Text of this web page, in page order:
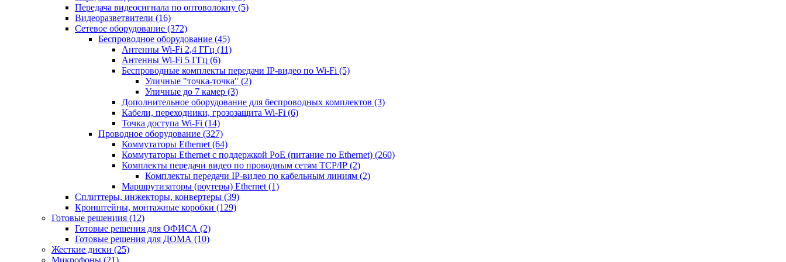
Передача видеосигнала по оптоволокну (5)
Видеоразветвители (16)
Сетевое оборудование (372)
Беспроводное оборудование (45)
Антенны Wi-Fi 2,4 ГГц (11)
Антенны Wi-Fi 5 ГГц (6)
Беспроводные комплекты передачи IP-видео по Wi-Fi (5)
Уличные "точка-точка" (2)
Уличные до 7 камер (3)
Дополнительное оборудование для беспроводных комплектов (3)
Кабели, переходники, грозозащита Wi-Fi (6)
Точка доступа Wi-Fi (14)
Проводное оборудование (327)
Коммутаторы Ethernet (64)
Коммутаторы Ethernet с поддержкой PoE (питание по Ethernet) (260)
Комплекты передачи видео по проводным сетям TCP/IP (2)
Комплекты передачи IP-видео по кабельным линиям (2)
Маршрутизаторы (роутеры) Ethernet (1)
Сплиттеры, инжекторы, конвертеры (39)
Кронштейны, монтажные коробки (129)
Готовые решениия (12)
Готовые решения для ОФИСА (2)
Готовые решения для ДОМА (10)
Жесткие диски (25)
Микрофоны (21)